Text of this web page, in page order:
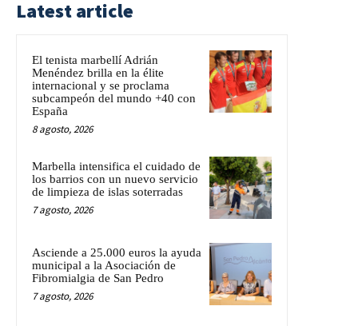
Latest article
El tenista marbellí Adrián
Menéndez brilla en la élite
internacional y se proclama
subcampeón del mundo +40 con
España
8 agosto, 2026
Marbella intensifica el cuidado de
los barrios con un nuevo servicio
de limpieza de islas soterradas
7 agosto, 2026
Asciende a 25.000 euros la ayuda
municipal a la Asociación de
Fibromialgia de San Pedro
7 agosto, 2026